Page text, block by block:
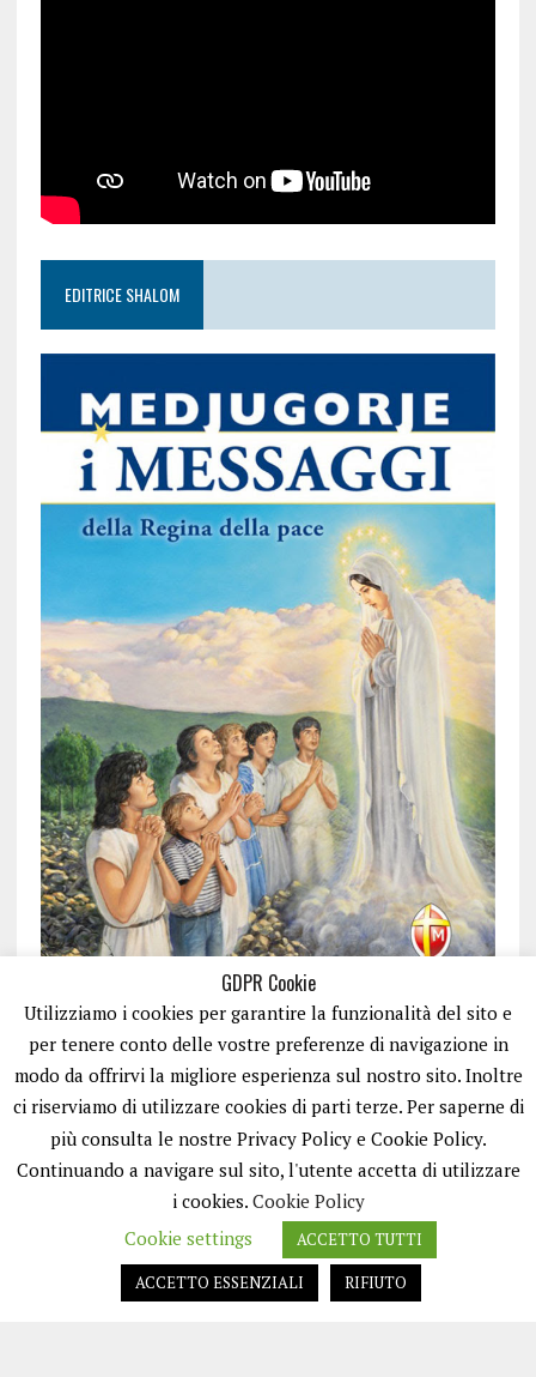
EDITRICE SHALOM
ISCRIVITI
GDPR Cookie
Utilizziamo i cookies per garantire la funzionalità del sito e
per tenere conto delle vostre preferenze di navigazione in
modo da offrirvi la migliore esperienza sul nostro sito. Inoltre
ci riserviamo di utilizzare cookies di parti terze. Per saperne di
più consulta le nostre Privacy Policy e Cookie Policy.
Continuando a navigare sul sito, l'utente accetta di utilizzare
i cookies. Cookie Policy
Cookie settings
ACCETTO TUTTI
ACCETTO ESSENZIALI
RIFIUTO